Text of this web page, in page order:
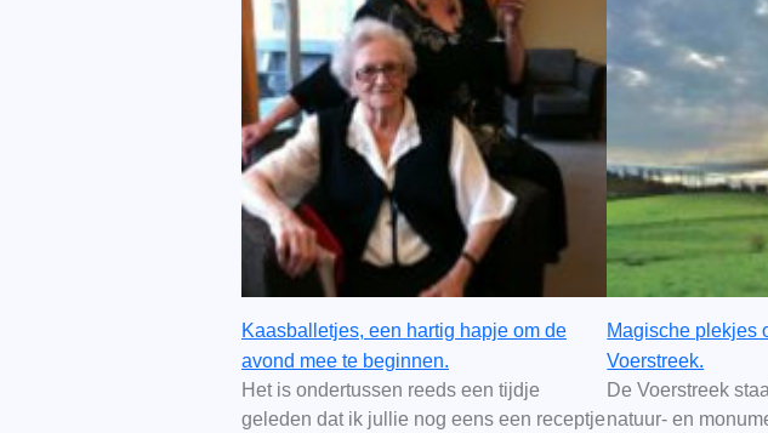
Kaasballetjes, een hartig hapje om de
avond mee te beginnen.
Het is ondertussen reeds een tijdje
geleden dat ik jullie nog eens een receptje
Magische plekjes
Voerstreek.
De Voerstreek
natuur- en